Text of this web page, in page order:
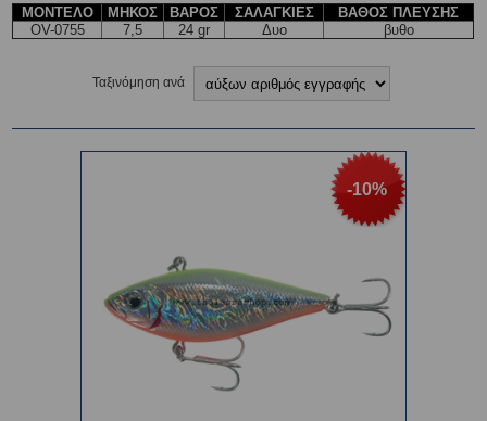
ΜΟΝΤΕΛΟ ΜΗΚΟΣ ΒΑΡΟΣ ΣΑΛΑΓΚΙΕΣ
ΒΑΘΟΣ ΠΛΕΥΣΗΣ
OV-0755
7,5 24 gr Δυο βυθο
Ταξινόμηση ανά
-10%